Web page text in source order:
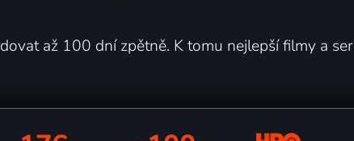
až 100 dní zpětně. K tomu nejlepší filmy a